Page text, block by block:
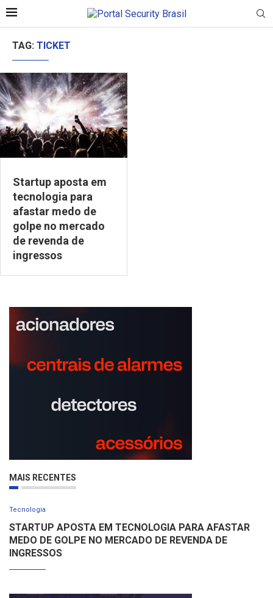
TAG: TICKET
Startup aposta em
tecnologia para
afastar medo de
golpe no mercado
de revenda de
ingressos
MAIS RECENTES
Tecnologia
STARTUP APOSTA EM TECNOLOGIA PARA AFASTAR
MEDO DE GOLPE NO MERCADO DE REVENDA DE
INGRESSOS